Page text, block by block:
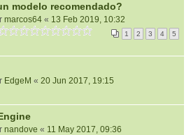
modelo recomendado?
marcos64 « 13 Feb 2019, 10:32
1 2 3 4 5
EdgeM « 20 Jun 2017, 19:15
nandove « 11 May 2017, 09:36